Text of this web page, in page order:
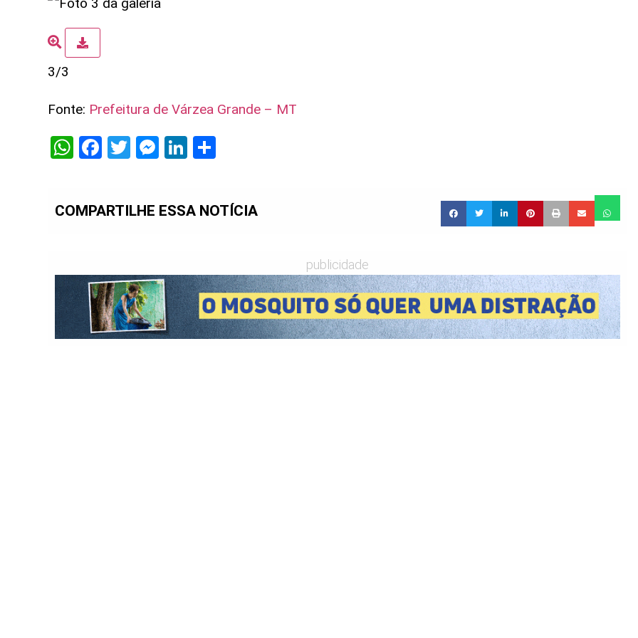
3/3
Fonte: Prefeitura de Várzea Grande – MT
WhatsApp
Facebook
TwitterMessenger
LinkedIn
COMPARTILHE ESSA NOTÍCIA
publicidade